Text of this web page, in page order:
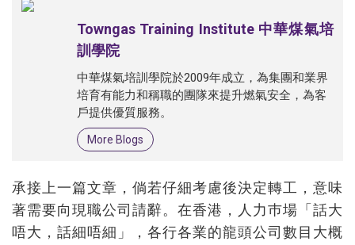
Towngas Training Institute 中華煤氣培
訓學院
中華煤氣培訓學院於2009年成立，為集團和業界
培育有能力和稱職的團隊來提升燃氣安全，為客
戶提供優質服務。
More Blogs
承接上一篇文章，倘若仔細考慮後決定轉工，意味
著需要向現職公司請辭。在香港，人力巿場「話大
唔大，話細唔細」，各行各業的龍頭公司數目大概